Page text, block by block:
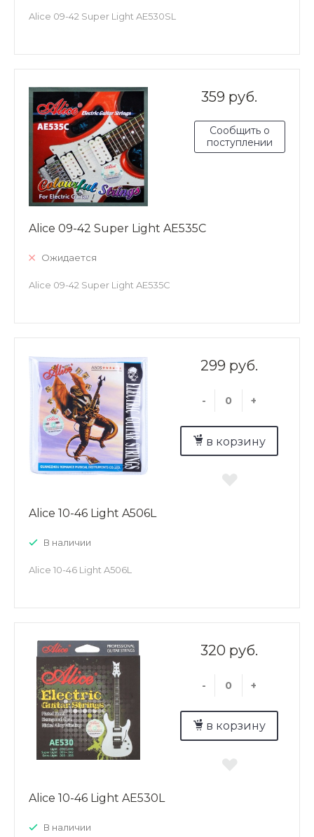
Alice 09-42 Super Light AE530SL
359 руб.
Сообщить о
поступлении
Alice 09-42 Super Light AE535C
Ожидается
Alice 09-42 Super Light AE535C
299 руб.
- +
в корзину
Alice 10-46 Light A506L
В наличии
Alice 10-46 Light A506L
320 руб.
- +
в корзину
Alice 10-46 Light AE530L
В наличии